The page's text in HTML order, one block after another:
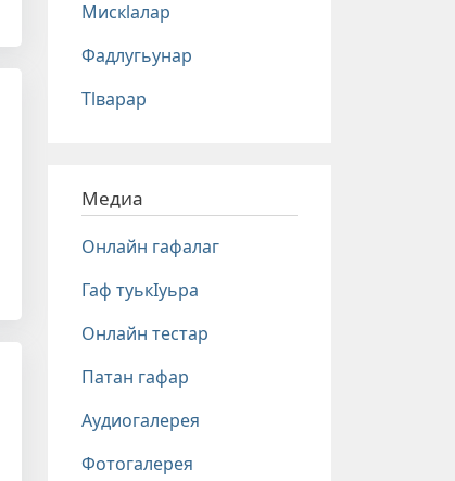
Мискlалар
Фадлугьунар
Тlварар
Медиа
Онлайн гафалаг
Гаф туькIуьра
Онлайн тестар
Патан гафар
Аудиогалерея
Фотогалерея